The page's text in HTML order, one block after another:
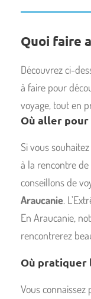
Quoi faire
Découvrez ci-
à faire pour
voyage, tout en
Où aller
Si vous
à la rencontre
conseillons de
Araucanie.
En Araucanie,
rencontrerez
Où pratiquer
Vous